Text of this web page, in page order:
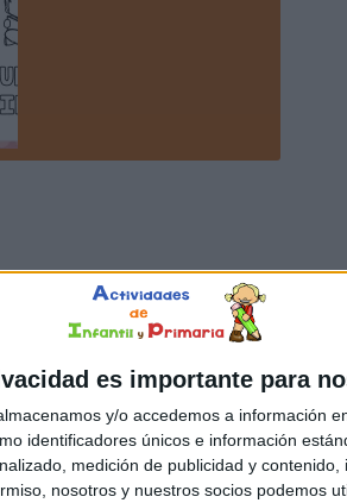
es importante para
y/o accedemos a información
identificadores únicos e información
medición de publicidad y
nosotros y nuestros socios podemos